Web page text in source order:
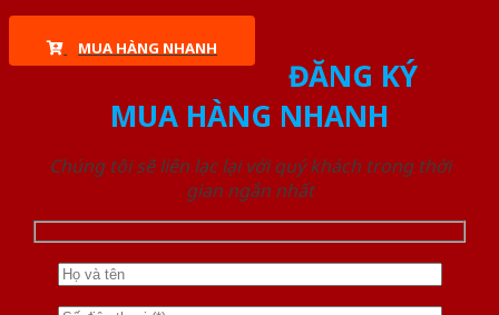
MUA HÀNG NHANH
ĐĂNG KÝ
MUA HÀNG NHANH
Chúng tôi sẽ liên lạc lại với quý khách trong thời
gian ngắn nhất